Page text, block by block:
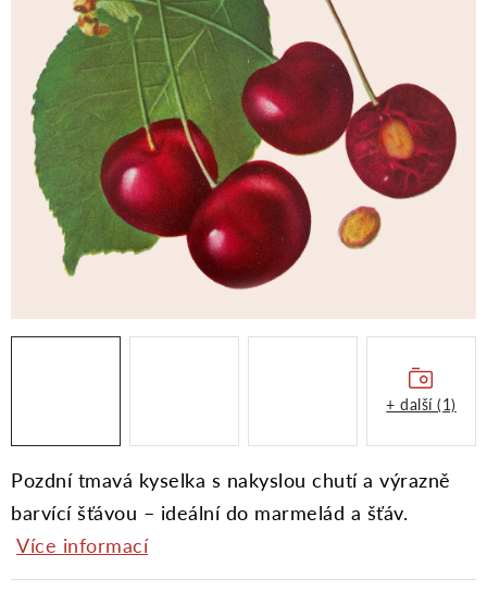
Kontakt
Obchodní podmínky
Osobní údaje
Moje objednávka
Pozdní tmavá kyselka s nakyslou chutí a výrazně
barvící šťávou – ideální do marmelád a šťáv.
Více informací
+ další (1)